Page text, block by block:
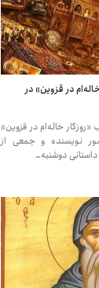
در قزوین» در
خاله‌ام در قزوین»
نویسنده و جمعی از
دوشنبه…